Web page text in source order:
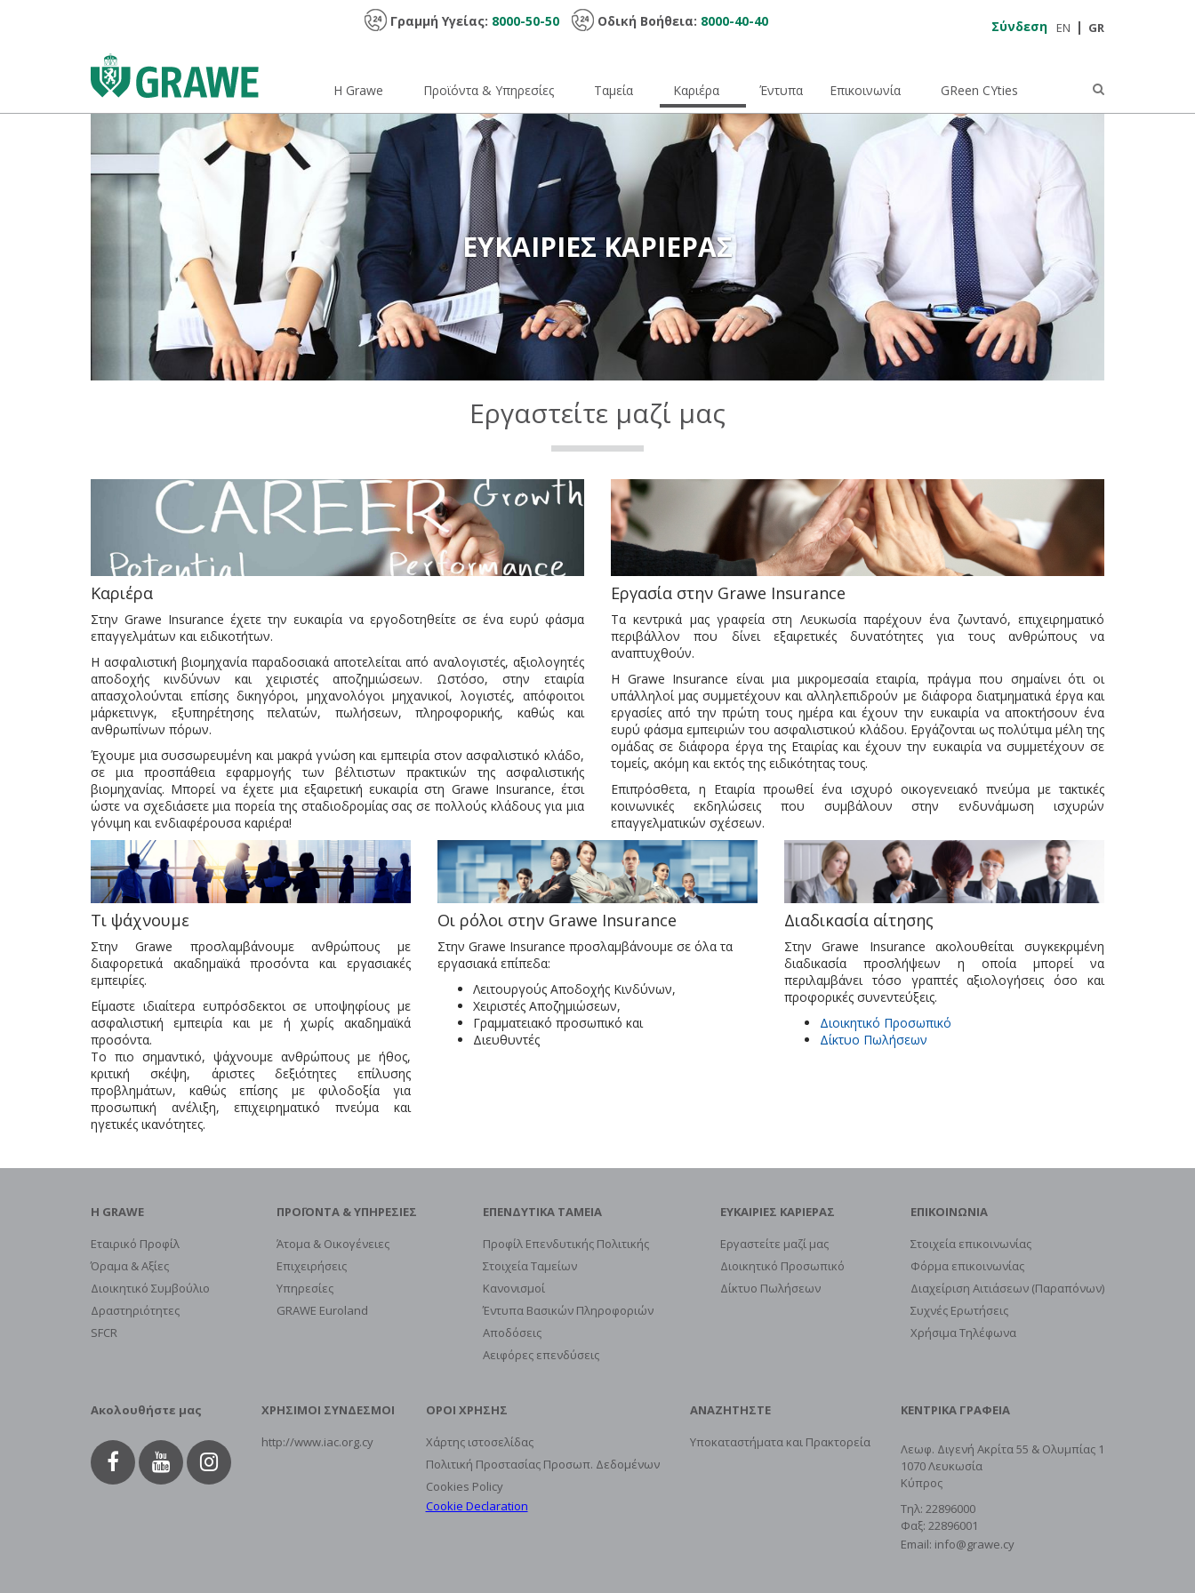
Γραμμή Υγείας: 8000-50-50 Οδική Βοήθεια: 8000-40-40 Σύνδεση EN GR
H Grawe Προϊόντα & Υπηρεσίες Ταμεία Καριέρα Έντυπα Επικοινωνία GReen CYties
ΕΥΚΑΙΡΙΕΣ ΚΑΡΙΕΡΑΣ
Εργαστείτε μαζί μας
Καριέρα
Στην Grawe Insurance έχετε την ευκαιρία να εργοδοτηθείτε σε ένα ευρύ φάσμα
επαγγελμάτων και ειδικοτήτων.
Η ασφαλιστική βιομηχανία παραδοσιακά αποτελείται από αναλογιστές, αξιολογητές
αποδοχής κινδύνων και χειριστές αποζημιώσεων. Ωστόσο, στην εταιρία
απασχολούνται επίσης δικηγόροι, μηχανολόγοι μηχανικοί, λογιστές, απόφοιτοι
μάρκετινγκ, εξυπηρέτησης πελατών, πωλήσεων, πληροφορικής, καθώς και
ανθρωπίνων πόρων.
Έχουμε μια συσσωρευμένη και μακρά γνώση και εμπειρία στον ασφαλιστικό κλάδο,
σε μια προσπάθεια εφαρμογής των βέλτιστων πρακτικών της ασφαλιστικής
βιομηχανίας. Μπορεί να έχετε μια εξαιρετική ευκαιρία στη Grawe Insurance, έτσι
ώστε να σχεδιάσετε μια πορεία της σταδιοδρομίας σας σε πολλούς κλάδους για μια
γόνιμη και ενδιαφέρουσα καριέρα!
Εργασία στην Grawe Insurance
Τα κεντρικά μας γραφεία στη Λευκωσία παρέχουν ένα ζωντανό, επιχειρηματικό
περιβάλλον που δίνει εξαιρετικές δυνατότητες για τους ανθρώπους να
αναπτυχθούν.
Η Grawe Insurance είναι μια μικρομεσαία εταιρία, πράγμα που σημαίνει ότι οι
υπάλληλοί μας συμμετέχουν και αλληλεπιδρούν με διάφορα διατμηματικά έργα και
εργασίες από την πρώτη τους ημέρα και έχουν την ευκαιρία να αποκτήσουν ένα
ευρύ φάσμα εμπειριών του ασφαλιστικού κλάδου. Εργάζονται ως πολύτιμα μέλη της
ομάδας σε διάφορα έργα της Εταιρίας και έχουν την ευκαιρία να συμμετέχουν σε
τομείς, ακόμη και εκτός της ειδικότητας τους.
Επιπρόσθετα, η Εταιρία προωθεί ένα ισχυρό οικογενειακό πνεύμα με τακτικές
κοινωνικές εκδηλώσεις που συμβάλουν στην ενδυνάμωση ισχυρών
επαγγελματικών σχέσεων.
Τι ψάχνουμε
Στην Grawe προσλαμβάνουμε ανθρώπους με
διαφορετικά ακαδημαϊκά προσόντα και εργασιακές
εμπειρίες.
Είμαστε ιδιαίτερα ευπρόσδεκτοι σε υποψηφίους με
ασφαλιστική εμπειρία και με ή χωρίς ακαδημαϊκά
προσόντα.
Το πιο σημαντικό, ψάχνουμε ανθρώπους με ήθος,
κριτική σκέψη, άριστες δεξιότητες επίλυσης
προβλημάτων, καθώς επίσης με φιλοδοξία για
προσωπική ανέλιξη, επιχειρηματικό πνεύμα και
ηγετικές ικανότητες.
Οι ρόλοι στην Grawe Insurance
Στην Grawe Insurance προσλαμβάνουμε σε όλα τα
εργασιακά επίπεδα:
Λειτουργούς Αποδοχής Κινδύνων,
Χειριστές Αποζημιώσεων,
Γραμματειακό προσωπικό και
Διευθυντές
Διαδικασία αίτησης
Στην Grawe Insurance ακολουθείται συγκεκριμένη
διαδικασία προσλήψεων η οποία μπορεί να
περιλαμβάνει τόσο γραπτές αξιολογήσεις όσο και
προφορικές συνεντεύξεις.
Διοικητικό Προσωπικό
Δίκτυο Πωλήσεων
H GRAWE
Εταιρικό Προφίλ
Όραμα & Αξίες
Διοικητικό Συμβούλιο
Δραστηριότητες
SFCR
ΠΡΟΪOΝΤΑ & ΥΠΗΡΕΣΙΕΣ
Άτομα & Οικογένειες
Επιχειρήσεις
Υπηρεσίες
GRAWE Euroland
ΕΠΕΝΔΥΤΙΚΑ ΤΑΜΕΙΑ
Προφίλ Επενδυτικής Πολιτικής
Στοιχεία Ταμείων
Κανονισμοί
Έντυπα Βασικών Πληροφοριών
Αποδόσεις
Αειφόρες επενδύσεις
ΕΥΚΑΙΡΙΕΣ ΚΑΡΙΕΡΑΣ
Εργαστείτε μαζί μας
Διοικητικό Προσωπικό
Δίκτυο Πωλήσεων
ΕΠΙΚΟΙΝΩΝΙΑ
Στοιχεία επικοινωνίας
Φόρμα επικοινωνίας
Διαχείριση Αιτιάσεων (Παραπόνων)
Συχνές Ερωτήσεις
Χρήσιμα Τηλέφωνα
Ακολουθήστε μας
ΧΡΗΣΙΜΟΙ ΣΥΝΔΕΣΜΟΙ
http://www.iac.org.cy
ΟΡΟΙ ΧΡΗΣΗΣ
Χάρτης ιστοσελίδας
Πολιτική Προστασίας Προσωπ. Δεδομένων
Cookies Policy
Cookie Declaration
ΑΝΑΖΗΤΗΣΤΕ
Υποκαταστήματα και Πρακτορεία
ΚΕΝΤΡΙΚΑ ΓΡΑΦΕΙΑ
Λεωφ. Διγενή Ακρίτα 55 & Ολυμπίας 1
1070 Λευκωσία
Κύπρος
Τηλ: 22896000
Φαξ: 22896001
Email: info@grawe.cy